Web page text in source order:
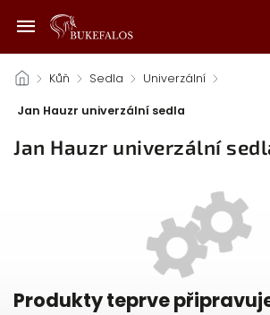
/ Kůň / Sedla / Univerzální /
Jan Hauzr univerzální sedla
Jan Hauzr univerzální
Produkty teprve